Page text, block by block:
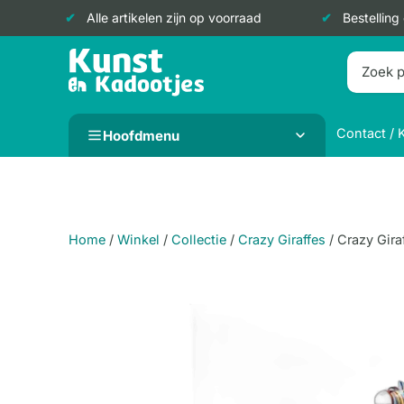
Alle artikelen zijn op voorraad
Doorgaan
Hoofdmenu Contact /
Home / Winkel / Collectie / Crazy Giraffes / Crazy